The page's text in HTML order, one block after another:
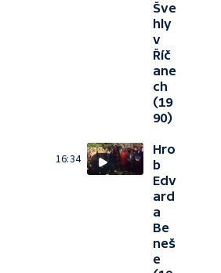
Šve
hly
v
Říč
ane
ch
(19
90)
16:34
Hro
b
Edv
ard
a
Be
neš
e